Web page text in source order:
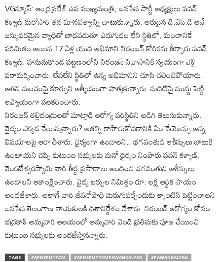
VGన్యూస్: ఆంధ్రప్రదేశ్ ఉప ముఖ్యమంత్రి, జనసేన పార్టీ అధ్యక్షులు పవన్
కళ్యాణ్ మరోసారి తన మానవత్వాన్ని చాటుకున్నారు. అరుదైన డి.ఎన్.డి అనే
జన్యుపరమైన వ్యాధితో బాధపడుతూ ఎదుగుదల లేని స్థితిలో, మంచానికే
పరిమితం అయిన 17 ఏళ్ల యువ అభిమాని నిరంజన్ కోరికను తీర్చారు పవన్
కళ్యాణ్. హనుమకొండ పట్టణంలోని నిరంజన్ నివాసానికి స్వయంగా వెళ్లి
పరామర్శించారు. లేవలేని స్థితిలో ఉన్న అభిమానిని చూసి చలించిపోయారు.
అతని మంచంపై కూర్చుని ఆత్మీయంగా హత్తుకున్నారు. నుదిటిపై ముద్దు పెట్టి
ఆప్యాయంగా పలకరించారు.
నిరంజన్ తల్లిదండ్రులతో మాట్లాడి ఆరోగ్య పరిస్థితిని అడిగి తెలుసుకున్నారు.
వైద్యం ఎక్కడ చేయిస్తున్నారు? అతన్ని కాపాడుకోవడానికి ఏం చేయొచ్చు అన్న
విషయాలపై ఆరా తీశారు. ధైర్యంగా ఉండాలని.. భగవంతుడి ఆశీస్సులు బాబుకి
ఉంటాయని చెప్పి కుటుంబ సభ్యులకు మనో ధైర్యం నింపారు పవన్ కళ్యాణ్.
వెంకటేశ్వరస్వామి వారి తీర్థ ప్రసాదాలు అందించి భగవంతుని ఆశీస్సులు
ఉండాలని ఆకాంక్షించారు. వైద్య ఖర్చుల నిమిత్తం రూ. లక్ష ఆర్ధిక సాయం
అందజేశారు. అలాగే వారి జీవనోపాధి మెరుగుపర్చేందుకు క్యాంటిన్ పెట్టించాలని
జనసేన తెలంగాణ నాయకులకి దిశానిర్దేశం చేశారు. నిరంజన్ ఆరోగ్యం కోసం
భద్రకాళి అమ్మవారి ఆలయంలో అమ్మవారి వెండి ప్రతిమకు పూజ చేయించి
కుటుంబ సభ్యులకు అందజేస్తానన్నారు.
TAGS #APDEPUTYCM #APDEPUTYCMPAWANKALYAN
#PAWANKALYAN